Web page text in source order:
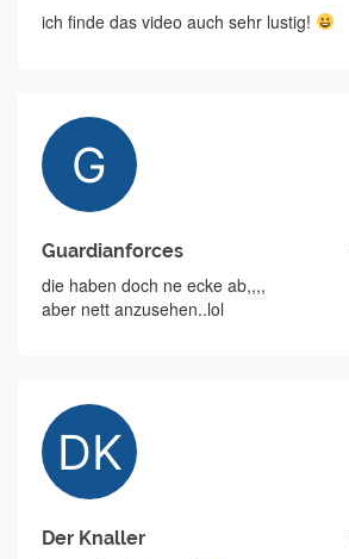
ich finde das video auch sehr lustig!
Guardianforces
die haben doch ne ecke ab,,,,
aber nett anzusehen..lol
Der Knaller